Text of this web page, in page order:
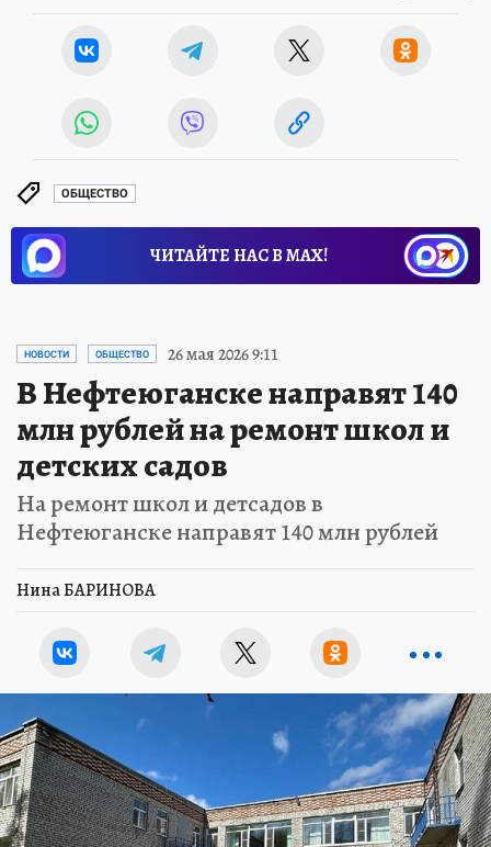
ОБЩЕСТВО
ЧИТАЙТЕ НАС В МАХ!
НОВОСТИ ОБЩЕСТВО 26 мая 2026 9:11
В Нефтеюганске направят 140
млн рублей на ремонт школ и
детских садов
На ремонт школ и детсадов в
Нефтеюганске направят 140 млн рублей
Нина БАРИНОВА